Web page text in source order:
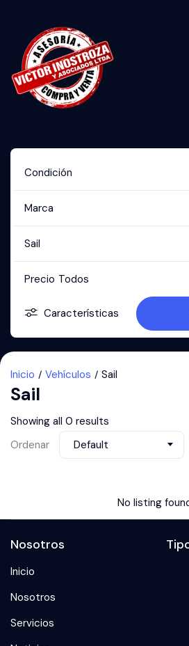
Condición
Marca
Sail
Precio Todos
Características
Inicio Vehículos Sail
Sail
Showing all 0 results
Ordenar
Default
No listing
Nosotros
Inicio
Nosotros
Servicios